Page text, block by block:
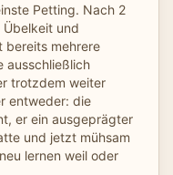
Petting. Nach 2
und
bereits mehrere
ausschließlich
trotzdem weiter
entweder: die
er ein ausgeprägter
und jetzt mühsam
lernen weil oder